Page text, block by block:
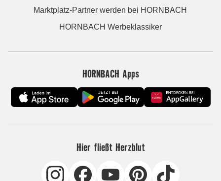
Marktplatz-Partner werden bei HORNBACH
HORNBACH Werbeklassiker
HORNBACH Apps
Hier fließt Herzblut